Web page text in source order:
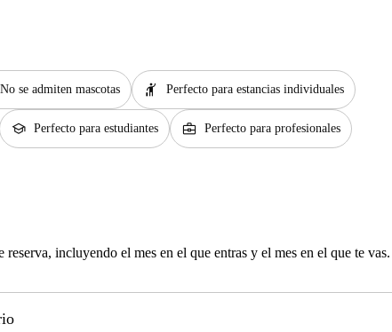
No se admiten mascotas hail Perfecto para estancias individuales
school Perfecto para estudiantes business_center Perfecto para profesionales
reserva, incluyendo el mes en el que entras y el mes en el que te vas.